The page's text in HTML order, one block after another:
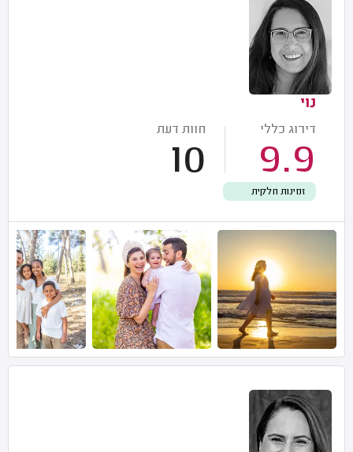
נוי
דירוג כללי
9.9
חוות דעת
10
זמינות חלקית